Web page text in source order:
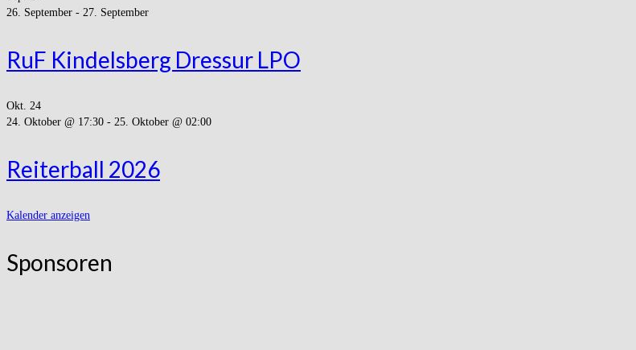
26. September - 27. September
RuF Kindelsberg Dressur LPO
Okt. 24
24. Oktober @ 17:30 - 25. Oktober @ 02:00
Reiterball 2026
Kalender anzeigen
Sponsoren